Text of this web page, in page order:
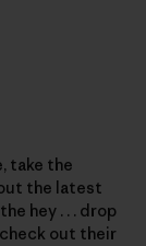
take the
the latest
hey . . . drop
out their